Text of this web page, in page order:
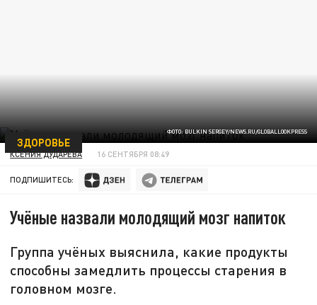
ФОТО: BULKIN SERGEY/NEWS.RU/GLOBALLOOKPRESS
ЗДОРОВЬЕ
КСЕНИЯ ДУДАРЕВА 16 СЕНТЯБРЯ 08:49
ПОДПИШИТЕСЬ:
Учёные назвали молодящий мозг напиток
Группа учёных выяснила, какие продукты
способны замедлить процессы старения в
головном мозге.